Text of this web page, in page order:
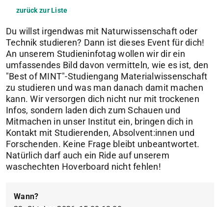
zurück zur Liste
Du willst irgendwas mit Naturwissenschaft oder
Technik studieren? Dann ist dieses Event für dich!
An unserem Studieninfotag wollen wir dir ein
umfassendes Bild davon vermitteln, wie es ist, den
"Best of MINT"-Studiengang Materialwissenschaft
zu studieren und was man danach damit machen
kann. Wir versorgen dich nicht nur mit trockenen
Infos, sondern laden dich zum Schauen und
Mitmachen in unser Institut ein, bringen dich in
Kontakt mit Studierenden, Absolvent:innen und
Forschenden. Keine Frage bleibt unbeantwortet.
Natürlich darf auch ein Ride auf unserem
waschechten Hoverboard nicht fehlen!
Wann?